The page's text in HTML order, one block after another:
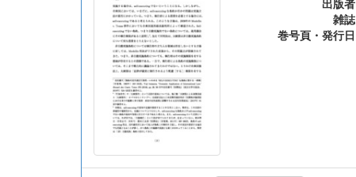
出版者
雑誌
巻号頁・発行日